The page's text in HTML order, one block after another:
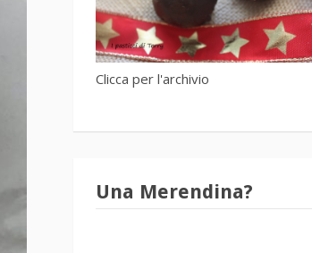
Clicca per l'archivio
Una Merendina?